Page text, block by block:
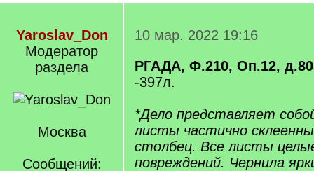
Yaroslav_Don
Модератор
раздела
Москва
Сообщений:
10 мар. 2022 19:16
РГАДА, Ф.210, Оп.12,
-397л.
*Дело представляет
листы частично
столбец. Все листы
повреждений. Чернила